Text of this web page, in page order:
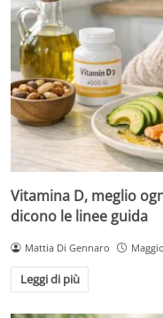
Vitamina D, meglio
dicono le linee guida
Mattia Di Gennaro
Leggi di più